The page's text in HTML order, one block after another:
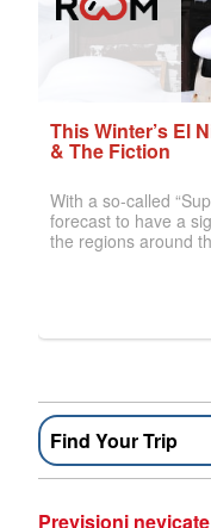
Find Your Trip
Previsioni nevicate